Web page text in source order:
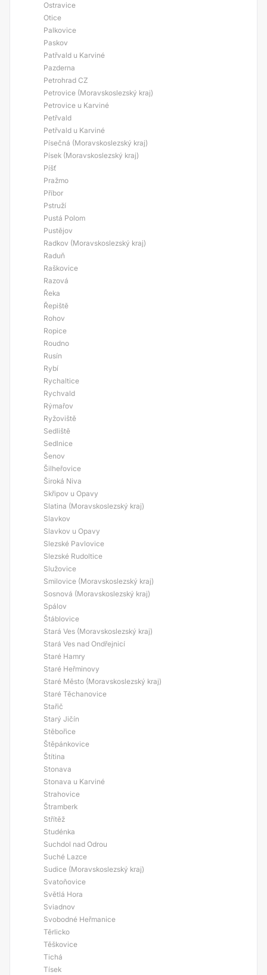
Ostravice
Otice
Palkovice
Paskov
Patřvald u Karviné
Pazderna
Petrohrad CZ
Petrovice (Moravskoslezský kraj)
Petrovice u Karviné
Petřvald
Petřvald u Karviné
Písečná (Moravskoslezský kraj)
Písek (Moravskoslezský kraj)
Píšť
Pražmo
Příbor
Pstruží
Pustá Polom
Pustějov
Radkov (Moravskoslezský kraj)
Raduň
Raškovice
Razová
Řeka
Řepiště
Rohov
Ropice
Roudno
Rusín
Rybí
Rychaltice
Rychvald
Rýmařov
Ryžoviště
Sedliště
Sedlnice
Šenov
Šilheřovice
Široká Niva
Skřipov u Opavy
Slatina (Moravskoslezský kraj)
Slavkov
Slavkov u Opavy
Slezské Pavlovice
Slezské Rudoltice
Služovice
Smilovice (Moravskoslezský kraj)
Sosnová (Moravskoslezský kraj)
Spálov
Štáblovice
Stará Ves (Moravskoslezský kraj)
Stará Ves nad Ondřejnicí
Staré Hamry
Staré Heřminovy
Staré Město (Moravskoslezský kraj)
Staré Těchanovice
Stařič
Starý Jičín
Stěbořice
Štěpánkovice
Štítina
Stonava
Stonava u Karviné
Strahovice
Štramberk
Střítěž
Studénka
Suchdol nad Odrou
Suché Lazce
Sudice (Moravskoslezský kraj)
Svatoňovice
Světlá Hora
Sviadnov
Svobodné Heřmanice
Těrlicko
Těškovice
Tichá
Tísek